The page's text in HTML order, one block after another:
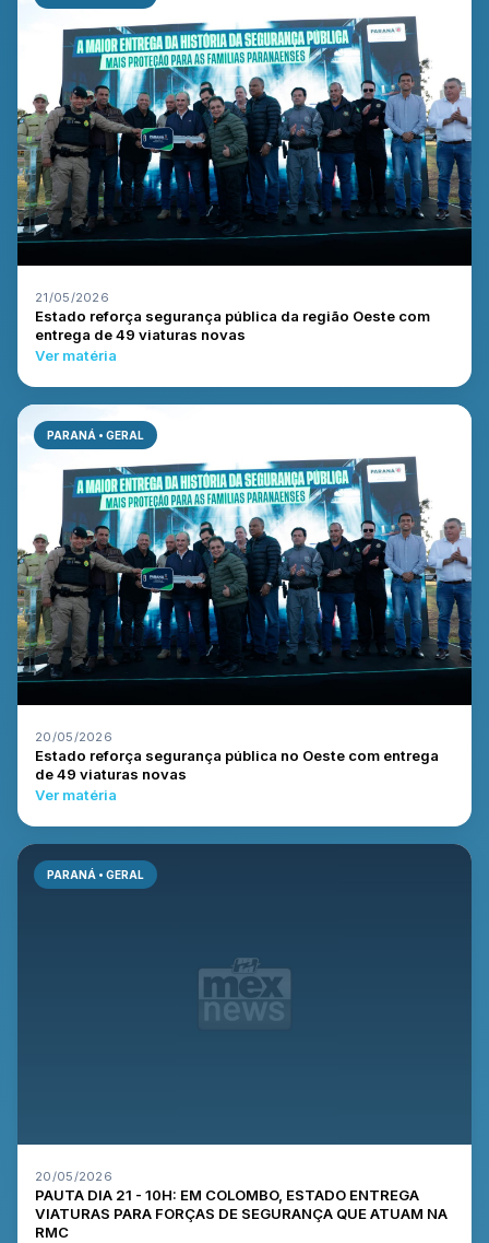
21/05/2026
Estado reforça segurança pública da região Oeste com
entrega de 49 viaturas novas
Ver matéria
PARANÁ • GERAL
20/05/2026
Estado reforça segurança pública no Oeste com entrega
de 49 viaturas novas
Ver matéria
PARANÁ • GERAL
20/05/2026
PAUTA DIA 21 - 10H: EM COLOMBO, ESTADO ENTREGA
VIATURAS PARA FORÇAS DE SEGURANÇA QUE ATUAM NA
RMC